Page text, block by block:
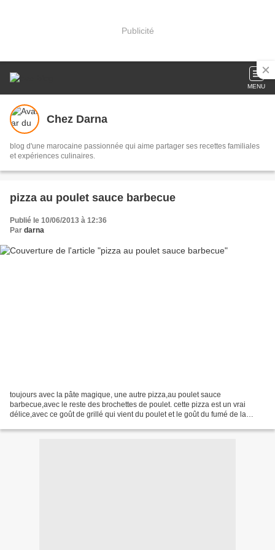
Publicité
MENU
Chez Darna
blog d'une marocaine passionnée qui aime partager ses recettes familiales
et expériences culinaires.
pizza au poulet sauce barbecue
Publié le 10/06/2013 à 12:36
Par darna
toujours avec la pâte magique, une autre pizza,au poulet sauce
barbecue,avec le reste des brochettes de poulet. cette pizza est un vrai
délice,avec ce goût de grillé qui vient du poulet et le goût du fumé de la